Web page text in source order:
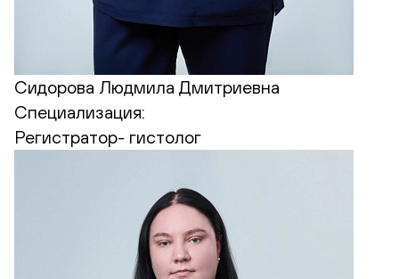
Сидорова Людмила Дмитриевна
Специализация:
Регистратор- гистолог